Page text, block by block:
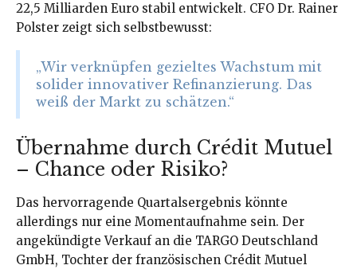
22,5 Milliarden Euro stabil entwickelt. CFO Dr. Rainer
Polster zeigt sich selbstbewusst:
„Wir verknüpfen gezieltes Wachstum mit
solider innovativer Refinanzierung. Das
weiß der Markt zu schätzen.“
Übernahme durch Crédit Mutuel
– Chance oder Risiko?
Das hervorragende Quartalsergebnis könnte
allerdings nur eine Momentaufnahme sein. Der
angekündigte Verkauf an die TARGO Deutschland
GmbH, Tochter der französischen Crédit Mutuel